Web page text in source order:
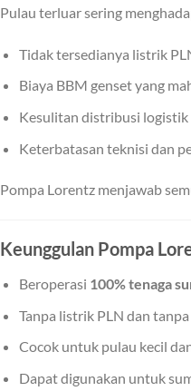
Pulau terluar sering
Tidak tersedianya listrik
Biaya BBM genset yang
Kesulitan distribusi logistik
Keterbatasan teknisi dan
Pompa Lorentz menjawab
Keunggulan Pompa
Beroperasi 100% tenaga
Tanpa listrik PLN dan
Cocok untuk pulau kecil
Dapat digunakan untuk